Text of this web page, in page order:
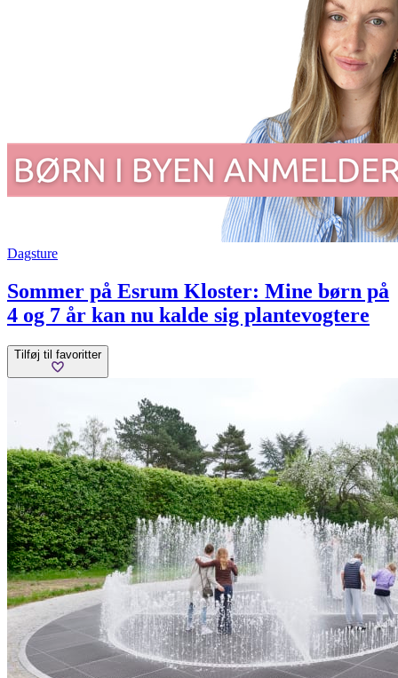
Dagsture
Sommer på Esrum Kloster: Mine børn på
4 og 7 år kan nu kalde sig plantevogtere
Tilføj til favoritter